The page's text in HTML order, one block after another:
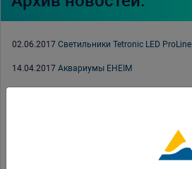
02.06.2017 Светильники Tetronic LED ProLine
14.04.2017 Аквариумы EHEIM
Коралловый грунт оолит PRIME